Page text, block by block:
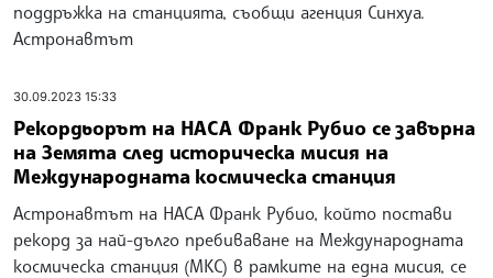
поддръжка на станцията, съобщи агенция Синхуа.
Астронавтът
30.09.2023 15:33
Рекордьорът на НАСА Франк Рубио се завърна
на Земята след историческа мисия на
Международната космическа станция
Астронавтът на НАСА Франк Рубио, който постави
рекорд за най-дълго пребиваване на Международната
космическа станция (МКС) в рамките на една мисия, се